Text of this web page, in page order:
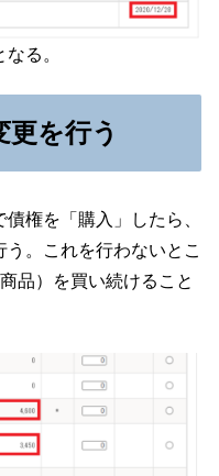
る。
を行う
権を「購入」したら、
。これを行わないとこ
品）を買い続けること